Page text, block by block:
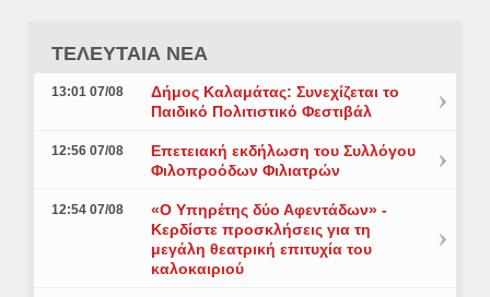
ΤΕΛΕΥΤΑΙΑ ΝΕΑ
13:01 07/08
Δήμος Καλαμάτας: Συνεχίζεται το
Παιδικό Πολιτιστικό Φεστιβάλ
12:56 07/08
Επετειακή εκδήλωση του Συλλόγου
Φιλοπροόδων Φιλιατρών
12:54 07/08
«Ο Υπηρέτης δύο Αφεντάδων» -
Κερδίστε προσκλήσεις για τη
μεγάλη θεατρική επιτυχία του
καλοκαιριού